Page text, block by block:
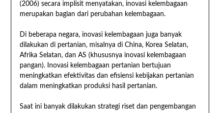
(2006) secara implisit menyatakan, inovasi kelembagaan
merupakan bagian dari perubahan kelembagaan.
Di beberapa negara, inovasi kelembagaan juga banyak
dilakukan di pertanian, misalnya di China, Korea Selatan,
Afrika Selatan, dan AS (khususnya inovasi kelembagaan
pangan). Inovasi kelembagaan pertanian bertujuan
meningkatkan efektivitas dan efisiensi kebijakan pertanian
dalam meningkatkan produksi hasil pertanian.
Saat ini banyak dilakukan strategi riset dan pengembangan